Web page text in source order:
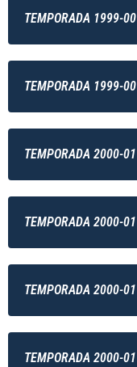
TEMPORADA 1999-00
TEMPORADA 1999-00
TEMPORADA 2000-01
TEMPORADA 2000-01
TEMPORADA 2000-01
TEMPORADA 2000-01